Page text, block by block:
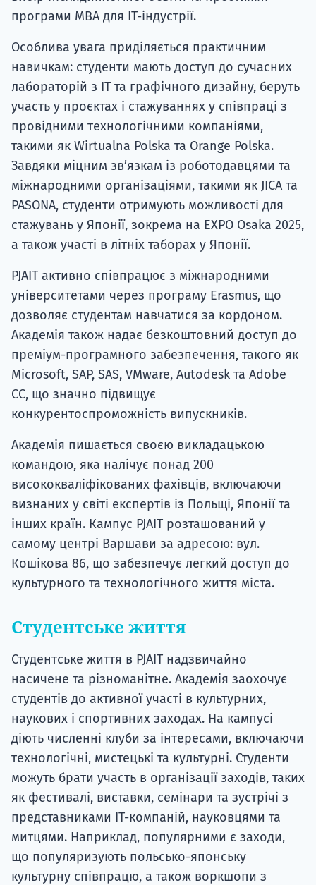
програми MBA для ІТ-індустрії.
Особлива увага приділяється практичним
навичкам: студенти мають доступ до сучасних
лабораторій з ІТ та графічного дизайну, беруть
участь у проєктах і стажуваннях у співпраці з
провідними технологічними компаніями,
такими як Wirtualna Polska та Orange Polska.
Завдяки міцним зв’язкам із роботодавцями та
міжнародними організаціями, такими як JICA та
PASONA, студенти отримують можливості для
стажувань у Японії, зокрема на EXPO Osaka 2025,
а також участі в літніх таборах у Японії.
PJAIT активно співпрацює з міжнародними
університетами через програму Erasmus, що
дозволяє студентам навчатися за кордоном.
Академія також надає безкоштовний доступ до
преміум-програмного забезпечення, такого як
Microsoft, SAP, SAS, VMware, Autodesk та Adobe
CC, що значно підвищує
конкурентоспроможність випускників.
Академія пишається своєю викладацькою
командою, яка налічує понад 200
висококваліфікованих фахівців, включаючи
визнаних у світі експертів із Польщі, Японії та
інших країн. Кампус PJAIT розташований у
самому центрі Варшави за адресою: вул.
Кошікова 86, що забезпечує легкий доступ до
культурного та технологічного життя міста.
Студентське життя
Студентське життя в PJAIT надзвичайно
насичене та різноманітне. Академія заохочує
студентів до активної участі в культурних,
наукових і спортивних заходах. На кампусі
діють численні клуби за інтересами, включаючи
технологічні, мистецькі та культурні. Студенти
можуть брати участь в організації заходів, таких
як фестивалі, виставки, семінари та зустрічі з
представниками ІТ-компаній, науковцями та
митцями. Наприклад, популярними є заходи,
що популяризують польсько-японську
культурну співпрацю, а також воркшопи з